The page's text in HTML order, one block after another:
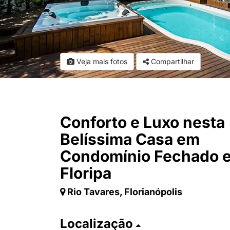
Veja mais fotos Compartilhar
Conforto e Luxo nesta
Belíssima Casa em
Condomínio Fechado
Floripa
Rio Tavares, Florianópolis
Localização